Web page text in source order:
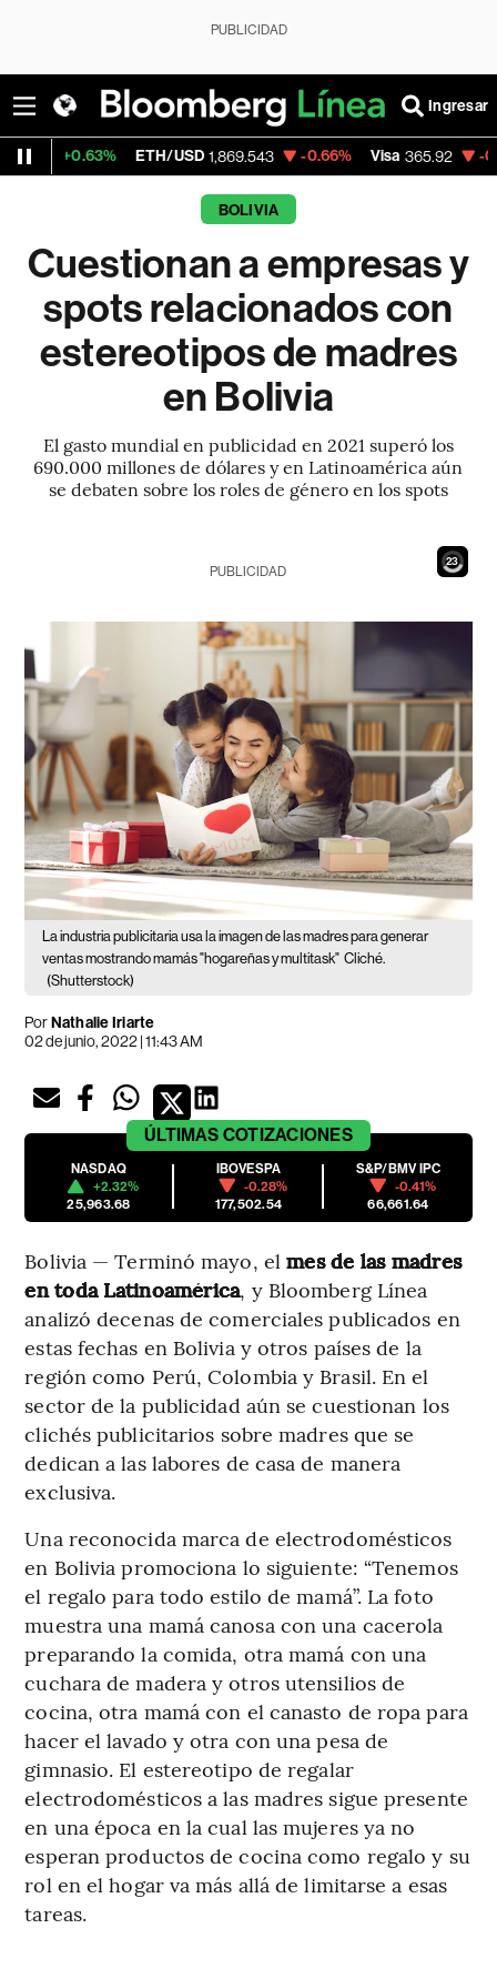
PUBLICIDAD
Ingresar
ETH/USD 1,869.543 -0.66% Visa 365.92 -0.06%
BOLIVIA
Cuestionan a empresas y
spots relacionados con
estereotipos de madres
en Bolivia
El gasto mundial en publicidad en 2021 superó los
690.000 millones de dólares y en Latinoamérica aún
se debaten sobre los roles de género en los spots
21
PUBLICIDAD
La industria publicitaria usa la imagen de las madres para generar
ventas mostrando mamás "hogareñas y multitask" Cliché.
(Shutterstock)
PorNathalie Iriarte
02 de junio, 2022 | 11:43 AM
ÚLTIMAS COTIZACIONES
NASDAQ
+2.32%
25,963.68
IBOVESPA
-0.28%
177,502.54
S&P/BMV IPC
-0.41%
66,661.64
Bolivia — Terminó mayo, elmes de las madres
en toda Latinoamérica, y Bloomberg Línea
analizó decenas de comerciales publicados en
estas fechas en Bolivia y otros países de la
región como Perú, Colombia y Brasil. En el
sector de la publicidad aún se cuestionan los
clichés publicitarios sobre madres que se
dedican a las labores de casa de manera
exclusiva.
Una reconocida marca de electrodomésticos
en Bolivia promociona lo siguiente: “Tenemos
el regalo para todo estilo de mamá”. La foto
muestra una mamá canosa con una cacerola
preparando la comida, otra mamá con una
cuchara de madera y otros utensilios de
cocina, otra mamá con el canasto de ropa para
hacer el lavado y otra con una pesa de
gimnasio. El estereotipo de regalar
electrodomésticos a las madres sigue presente
en una época en la cual las mujeres ya no
esperan productos de cocina como regalo y su
rol en el hogar va más allá de limitarse a esas
tareas.